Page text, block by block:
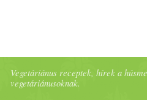
Vegetáriánus receptek, hírek a
vegetáriánusoknak.